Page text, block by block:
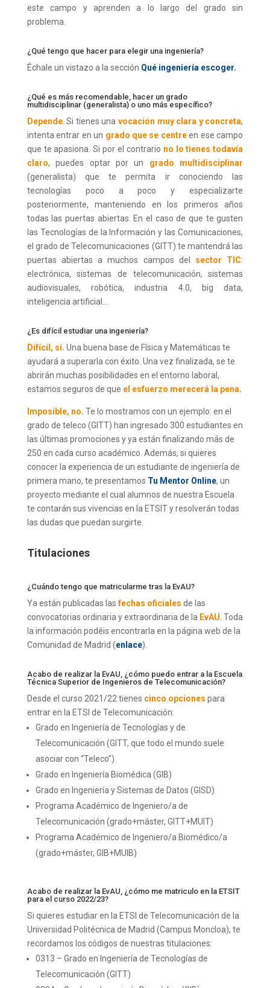
este campo y aprenden a lo largo del grado sin
problema.
¿Qué tengo que hacer para elegir una ingeniería?
Échale un vistazo a la sección Qué ingeniería escoger.
¿Qué es más recomendable, hacer un grado
multidisciplinar (generalista) o uno más específico?
Depende. Si tienes una vocación muy clara y concreta,
intenta entrar en un grado que se centreen ese campo
que te apasiona. Si por el contrario no lo tienes todavía
claro, puedes optar por un grado multidisciplinar
(generalista) que te permita ir conociendo las
tecnologías poco a poco y especializarte
posteriormente, manteniendo en los primeros años
todas las puertas abiertas. En el caso de que te gusten
las Tecnologías de la Información y las Comunicaciones,
el grado de Telecomunicaciones (GITT) te mantendrá las
puertas abiertas a muchos campos del sector TIC:
electrónica, sistemas de telecomunicación, sistemas
audiovisuales, robótica, industria 4.0, big data,
inteligencia artificial…
¿Es difícil estudiar una ingeniería?
Difícil, sí. Una buena base de Física y Matemáticas te
ayudará a superarla con éxito. Una vez finalizada, se te
abrirán muchas posibilidades en el entorno laboral,
estamos seguros de que el esfuerzo merecerá la pena.
Imposible, no. Te lo mostramos con un ejemplo: en el
grado de teleco (GITT) han ingresado 300 estudiantes en
las últimas promociones y ya están finalizando más de
250 en cada curso académico. Además, si quieres
conocer la experiencia de un estudiante de ingeniería de
primera mano, te presentamos Tu Mentor Online, un
proyecto mediante el cual alumnos de nuestra Escuela
te contarán sus vivencias en la ETSIT y resolverán todas
las dudas que puedan surgirte.
Titulaciones
¿Cuándo tengo que matricularme tras la EvAU?
Ya están publicadas lasfechas oficiales de las
convocatorias ordinaria y extraordinaria de la EvAU . Toda
la información podéis encontrarla en la página web de la
Comunidad de Madrid (enlace).
Acabo de realizar la EvAU, ¿cómo puedo entrar a la Escuela
Técnica Superior de Ingenieros de Telecomunicación?
Desde el curso 2021/22 tienes cinco opciones para
entrar en la ETSI de Telecomunicación:
Grado en Ingeniería de Tecnologías y de
Telecomunicación (GITT, que todo el mundo suele
asociar con “Teleco”)
Grado en Ingeniería Biomédica (GIB)
Grado en Ingeniería y Sistemas de Datos (GISD)
Programa Académico de Ingeniero/a de
Telecomunicación (grado+máster, GITT+MUIT)
Programa Académico de Ingeniero/a Biomédico/a
(grado+máster, GIB+MUIB)
Acabo de realizar la EvAU, ¿cómo me matriculo en la ETSIT
para el curso 2022/23?
Si quieres estudiar en la ETSI de Telecomunicación de la
Universidad Politécnica de Madrid (Campus Moncloa), te
recordamos los códigos de nuestras titulaciones:
0313 – Grado en Ingeniería de Tecnologías de
Telecomunicación (GITT)